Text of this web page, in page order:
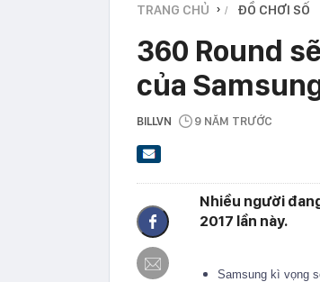
TRANG CHỦ › ĐỒ CHƠI SỐ
360 Round
của
BILLVN 9 NĂM TRƯỚC
Nhiều người
2017 lần này.
Samsung kì vọng